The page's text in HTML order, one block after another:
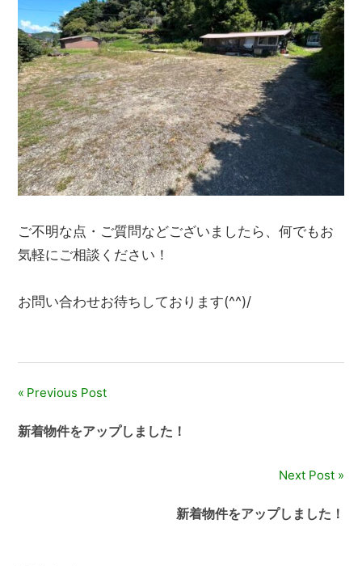
ご不明な点・ご質問などございましたら、何でもお
気軽にご相談ください！
お問い合わせお待ちしております(^^)/
投
稿
Previous Post
新着物件をアップしました！
Next Post
新着物件をアップしました！